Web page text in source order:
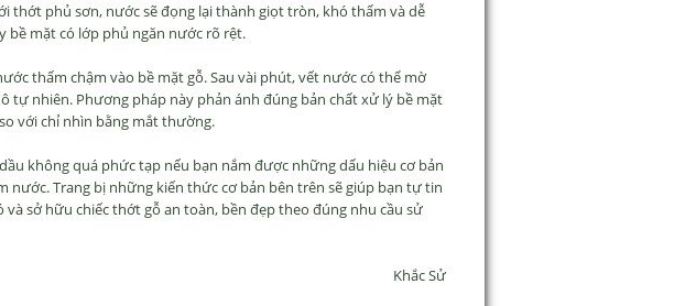
thớt phủ sơn, nước sẽ đọng lại thành giọt tròn, khó thấm và dễ
bề mặt có lớp phủ ngăn nước rõ rệt.
thấm chậm vào bề mặt gỗ. Sau vài phút, vết nước có thể mờ
tự nhiên. Phương pháp này phản ánh đúng bản chất xử lý bề mặt
với chỉ nhìn bằng mắt thường.
không quá phức tạp nếu bạn nắm được những dấu hiệu cơ bản
nước. Trang bị những kiến thức cơ bản bên trên sẽ giúp bạn tự tin
sở hữu chiếc thớt gỗ an toàn, bền đẹp theo đúng nhu cầu sử
Khắc Sử